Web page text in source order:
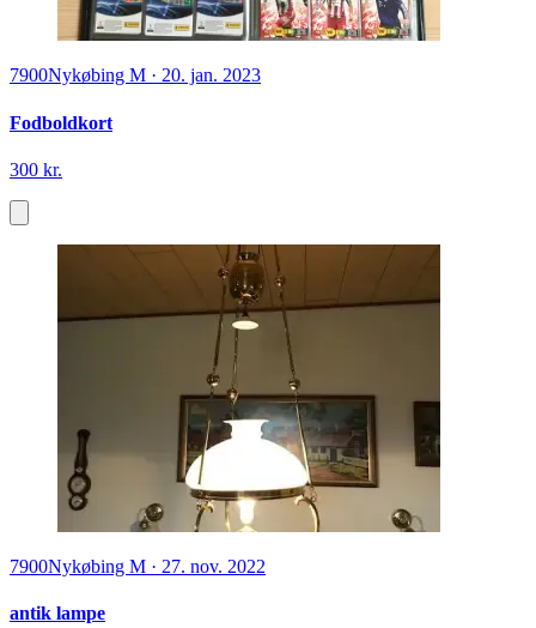
7900Nykøbing M · 20. jan. 2023
Fodboldkort
300 kr.
7900Nykøbing M · 27. nov. 2022
antik lampe